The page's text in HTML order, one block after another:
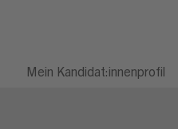
Mein Kandidat:innenprofil